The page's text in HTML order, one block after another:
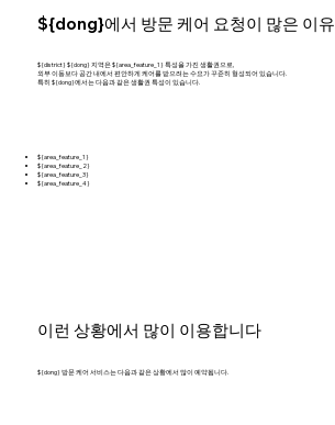
${dong}에서 방문 케어 요청이 많은 이유
${district} ${dong} 지역은 ${area_feature_1} 특성을 가진 생활권으로,
외부 이동보다 공간 내에서 편안하게 케어를 받으려는 수요가 꾸준히 형성되어 있습니다.
특히 ${dong}에서는 다음과 같은 생활권 특성이 있습니다.
${area_feature_1}
${area_feature_2}
${area_feature_3}
${area_feature_4}
이런 상황에서 많이 이용합니다
${dong} 방문 케어 서비스는 다음과 같은 상황에서 많이 예약됩니다.